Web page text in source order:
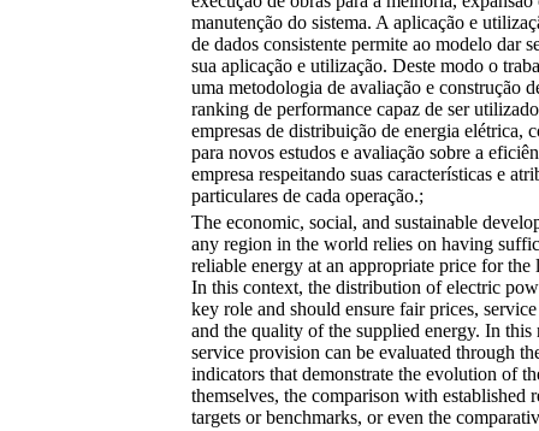
manutenção do sistema. A aplicação e
de dados consistente permite ao modelo dar
sua aplicação e utilização. Deste modo o
uma metodologia de avaliação e construção
ranking de performance capaz de ser
empresas de distribuição de energia elétrica,
para novos estudos e avaliação sobre a
empresa respeitando suas características e
particulares de cada operação.;
The economic, social, and sustainable
any region in the world relies on having
reliable energy at an appropriate price for the
In this context, the distribution of electric
key role and should ensure fair prices,
and the quality of the supplied energy. In this
service provision can be evaluated through
indicators that demonstrate the evolution of
themselves, the comparison with established
targets or benchmarks, or even the